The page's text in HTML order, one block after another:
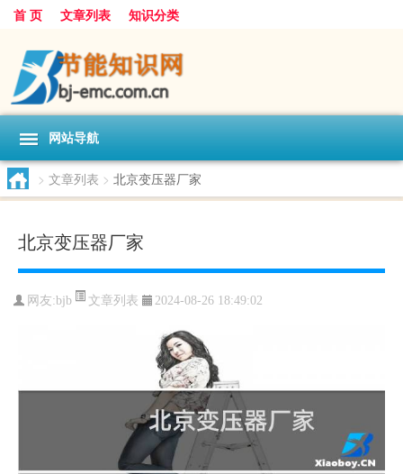
首 页 文章列表 知识分类
网站导航
> 文章列表 > 北京变压器厂家
北京变压器厂家
网友:bjb 文章列表 2024-08-26 18:49:02